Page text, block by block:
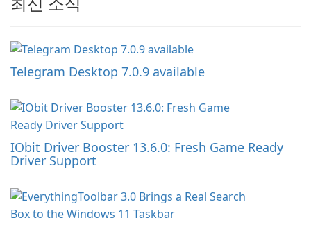
Telegram Desktop 7.0.9 available
IObit Driver Booster 13.6.0: Fresh Game Ready
Driver Support